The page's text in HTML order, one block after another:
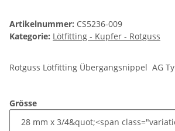
Artikelnummer: CS5236-009
Kategorie: Lötfitting - Kupfer - Rotguss
Rotguss Lötfitting Übergangsnippel AG
Grösse